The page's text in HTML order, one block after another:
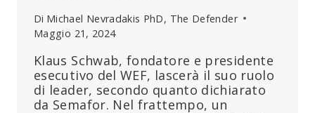
Di Michael Nevradakis PhD, The Defender
Maggio 21, 2024
Klaus Schwab, fondatore e presidente
esecutivo del WEF, lascerà il suo ruolo
di leader, secondo quanto dichiarato
da Semafor. Nel frattempo, un